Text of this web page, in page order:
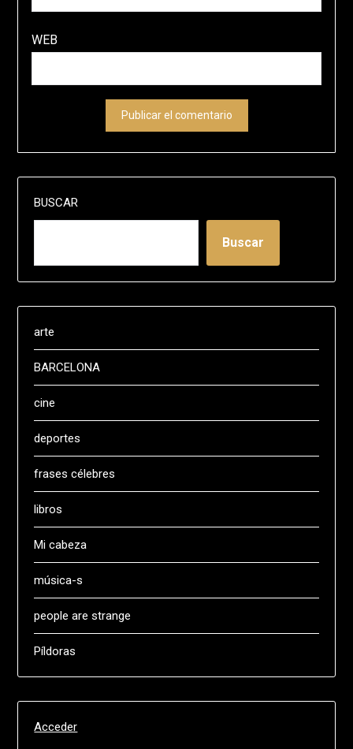
WEB
BUSCAR
Buscar
arte
BARCELONA
cine
deportes
frases célebres
libros
Mi cabeza
música-s
people are strange
Píldoras
Acceder